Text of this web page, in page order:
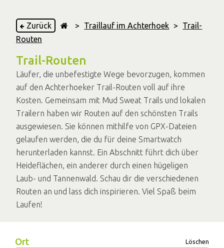
Zurück > Traillauf im Achterhoek >
Trail-
Routen
Trail-Routen
Läufer, die unbefestigte Wege bevorzugen, kommen
auf den Achterhoeker Trail-Routen voll auf ihre
Kosten. Gemeinsam mit Mud Sweat Trails und lokalen
Trailern haben wir Routen auf den schönsten Trails
ausgewiesen. Sie können mithilfe von GPX-Dateien
gelaufen werden, die du für deine Smartwatch
herunterladen kannst. Ein Abschnitt führt dich über
Heideflächen, ein anderer durch einen hügeligen
Laub- und Tannenwald. Schau dir die verschiedenen
Routen an und lass dich inspirieren. Viel Spaß beim
Laufen!
Ort Löschen